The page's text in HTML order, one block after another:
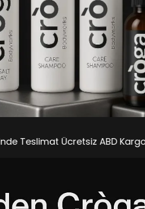
ㅤㅤ Ücretsiz ABD Kargo 30$+ㅤㅤㅤㅤ